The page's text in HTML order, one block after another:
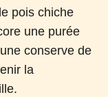
pois chiche
une purée
conserve de
la